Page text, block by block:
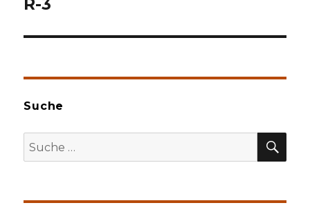
R-3
Suche
Suche
nach: